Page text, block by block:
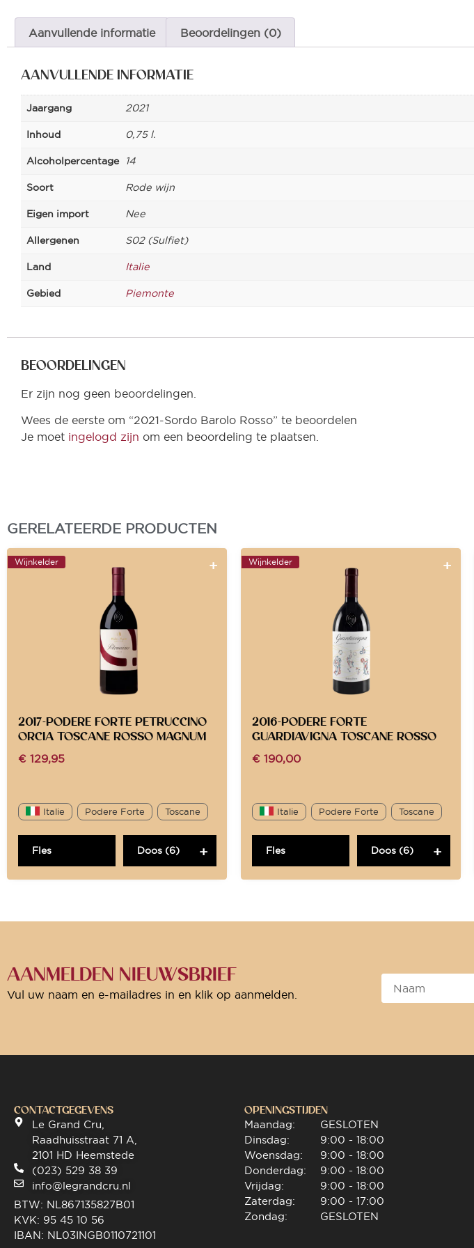
Aanvullende informatie Beoordelingen (0)
AANVULLENDE INFORMATIE
Jaargang 2021
Inhoud 0,75 l.
Alcoholpercentage 14
Soort Rode wijn
Eigen import Nee
Allergenen S02 (Sulfiet)
Land Italie
Gebied Piemonte
BEOORDELINGEN
Er zijn nog geen beoordelingen.
Wees de eerste om “2021-Sordo Barolo Rosso” te beoordelen
Je moet ingelogd zijn om een beoordeling te plaatsen.
GERELATEERDE PRODUCTEN
Wijnkelder
2017-PODERE FORTE PETRUCCINO
ORCIA TOSCANE ROSSO MAGNUM
€ 129,95
Italie Podere Forte Toscane
Fles Doos (6)
Wijnkelder
2016-PODERE FORTE
GUARDIAVIGNA TOSCANE ROSSO
€ 190,00
Italie Podere Forte Toscane
Fles Doos (6)
AANMELDEN NIEUWSBRIEF
Vul uw naam en e-mailadres in en klik op aanmelden.
CONTACTGEGEVENS
Le Grand Cru,
Raadhuisstraat 71 A,
2101 HD Heemstede
(023) 529 38 39
info@legrandcru.nl
BTW: NL867135827B01
KVK: 95 45 10 56
IBAN: NL03INGB0110721101
OPENINGSTIJDEN
Maandag:
Dinsdag:
Woensdag:
Donderdag:
Vrijdag:
Zaterdag:
Zondag:
GESLOTEN
9:00 - 18:00
9:00 - 18:00
9:00 - 18:00
9:00 - 18:00
9:00 - 17:00
GESLOTEN